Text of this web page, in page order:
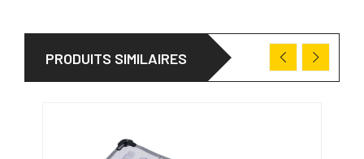
PRODUITS SIMILAIRES